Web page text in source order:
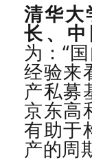
清华大
长、
为：“
经验来
产私募
京东高
有助于
产的周